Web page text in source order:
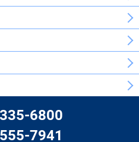
6800
7941